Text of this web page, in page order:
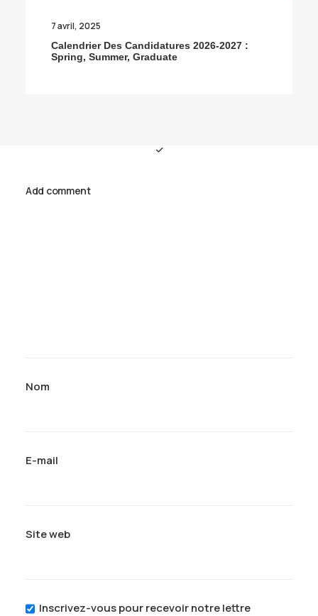
7 avril, 2025
Calendrier Des Candidatures 2026-2027 :
Spring, Summer, Graduate
Add comment
Nom
E-mail
Site web
Inscrivez-vous pour recevoir notre lettre